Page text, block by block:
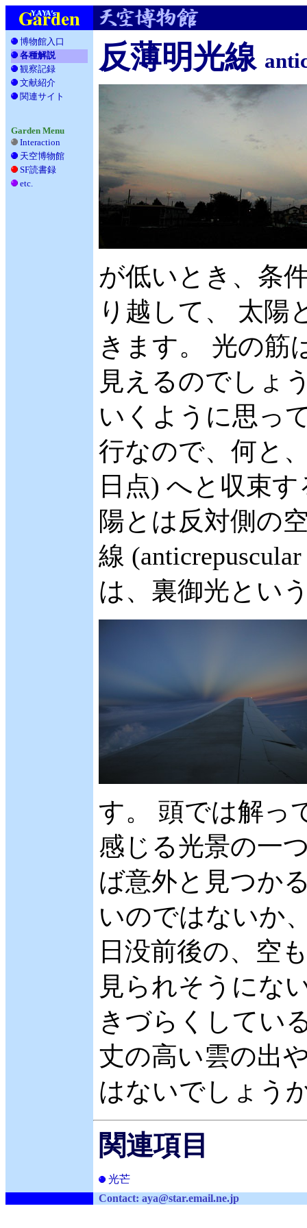
博物館入口
各種解説
観察記録
文献紹介
関連サイト
Garden Menu
Interaction
天空博物館
SF読書録
etc.
反薄明光線
が低いとき、条
り越して、 太陽
きます。 光の筋
見えるのでしょ
いくように思っ
行なので、何と
日点) へと収束
陽とは反対側の
線
は、裏御光とい
す。 頭では解っ
感じる光景の一
ば意外と見つか
いのではないか
日没前後の、空
見られそうにな
きづらくしてい
丈の高い雲の出
はないでしょう
関連項目
光芒
Contact: aya@star.email.ne.jp